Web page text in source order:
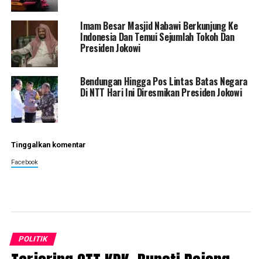
Imam Besar Masjid Nabawi Berkunjung Ke
Indonesia Dan Temui Sejumlah Tokoh Dan
Presiden Jokowi
Bendungan Hingga Pos Lintas Batas Negara
Di NTT Hari Ini Diresmikan Presiden Jokowi
Tinggalkan komentar
Facebook
POLITIK